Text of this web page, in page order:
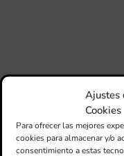
Ajustes
Cookies
Para ofrecer las mejores
cookies para almacenar y/o
consentimiento a estas